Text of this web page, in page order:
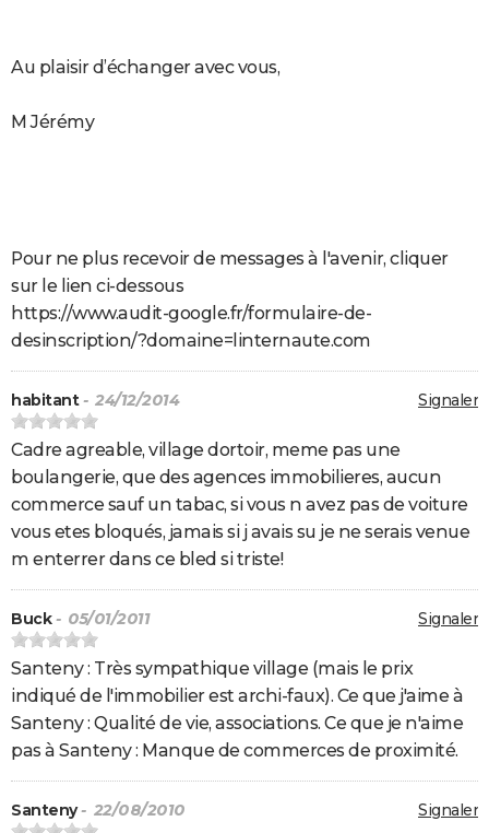
Au plaisir d’échanger avec vous,
M Jérémy
Pour ne plus recevoir de messages à l'avenir, cliquer
sur le lien ci-dessous
https://www.audit-google.fr/formulaire-de-
desinscription/?domaine=linternaute.com
Signaler
habitant- 24/12/2014
Cadre agreable, village dortoir, meme pas une
boulangerie, que des agences immobilieres, aucun
commerce sauf un tabac, si vous n avez pas de voiture
vous etes bloqués, jamais si j avais su je ne serais venue
m enterrer dans ce bled si triste!
Signaler
Buck- 05/01/2011
Santeny : Très sympathique village (mais le prix
indiqué de l'immobilier est archi-faux). Ce que j'aime à
Santeny : Qualité de vie, associations. Ce que je n'aime
pas à Santeny : Manque de commerces de proximité.
Signaler
Santeny- 22/08/2010